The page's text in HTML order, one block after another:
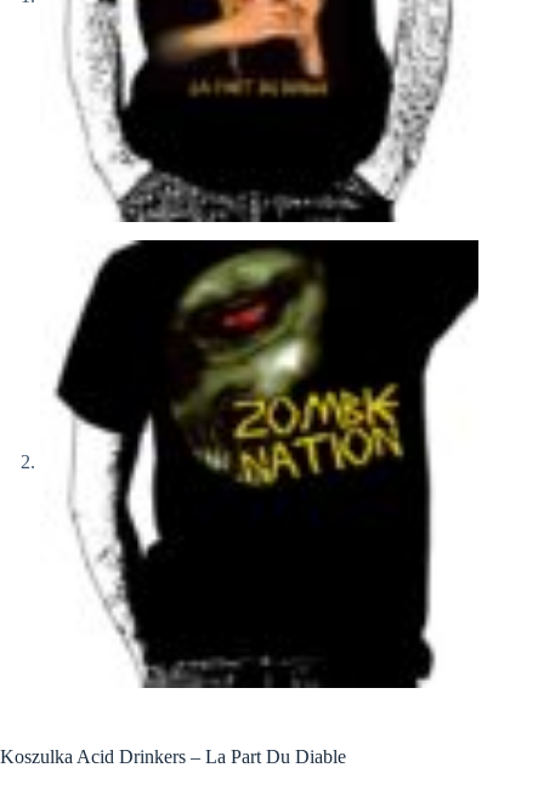
Koszulka Acid Drinkers – La Part Du Diable